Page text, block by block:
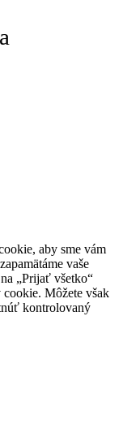
aby sme vám
vaše
„Prijať všetko“
Môžete však
kontrolovaný